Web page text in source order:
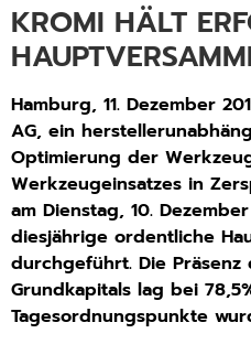
KROMI HÄLT
Hamburg, 11. Dezember
AG, ein
Optimierung der
Werkzeugeinsatzes in
am Dienstag, 10.
diesjährige ordentliche
durchgeführt. Die
Grundkapitals lag bei
Tagesordnungspunkte